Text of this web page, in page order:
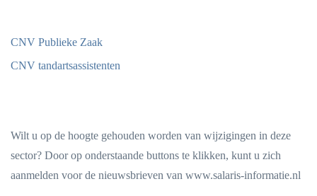
CNV Publieke Zaak
CNV tandartsassistenten
Wilt u op de hoogte gehouden worden van wijzigingen in deze
sector? Door op onderstaande buttons te klikken, kunt u zich
aanmelden voor de nieuwsbrieven van www.salaris-informatie.nl